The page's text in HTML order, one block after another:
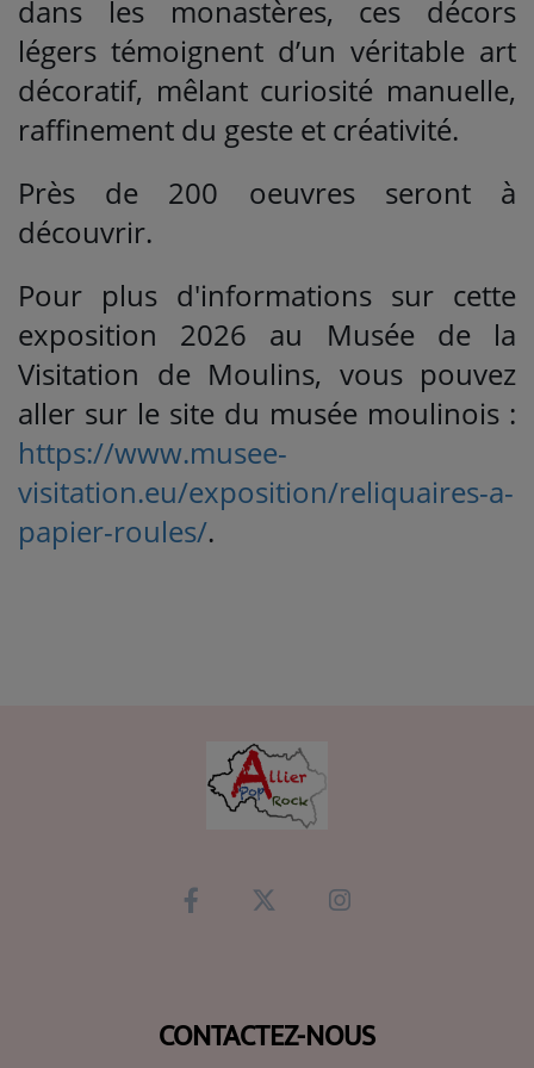
dans les monastères, ces décors
légers témoignent d’un véritable art
décoratif, mêlant curiosité manuelle,
raffinement du geste et créativité.
Près de 200 oeuvres seront à
découvrir.
Pour plus d'informations sur cette
exposition 2026 au Musée de la
Visitation de Moulins, vous pouvez
aller sur le site du musée moulinois :
https://www.musee-
visitation.eu/exposition/reliquaires-a-
papier-roules/.
CONTACTEZ-NOUS